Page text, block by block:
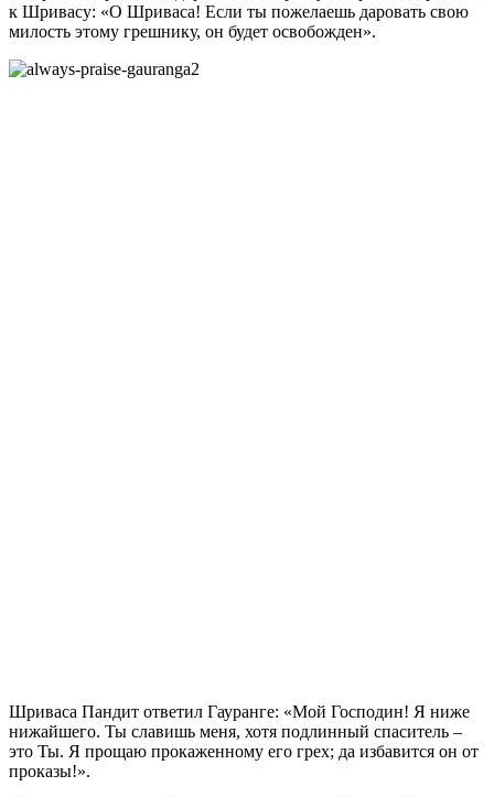
к Шривасу: «О Шриваса! Если ты пожелаешь даровать свою
милость этому грешнику, он будет освобожден».
Шриваса Пандит ответил Гауранге: «Мой Господин! Я ниже
нижайшего. Ты славишь меня, хотя подлинный спаситель –
это Ты. Я прощаю прокаженному его грех; да избавится он от
проказы!».